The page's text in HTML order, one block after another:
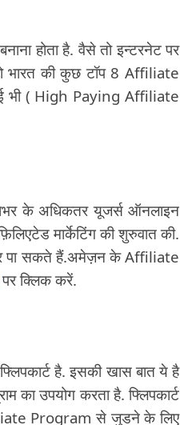
होता है. वैसे तो इन्टरनेट पर
भारत की कुछ टॉप 8 Affiliate
भी ( High Paying Affiliate
के अधिकतर यूजर्स ऑनलाइन
मार्केटिंग की शुरुवात की.
पा सकते हैं.अमेज़न के Affiliate
क्लिक करें.
है. इसकी खास बात ये है
का उपयोग करता है. फ्लिपकार्ट
Program से जुडने के लिए